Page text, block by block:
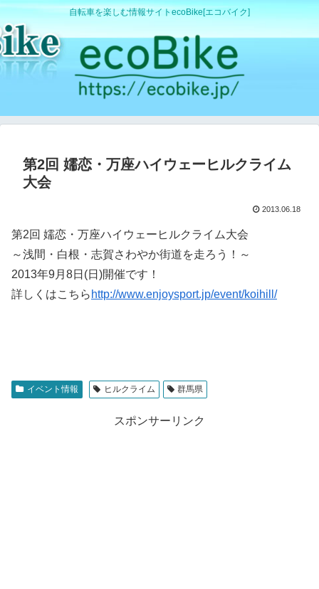
自転車を楽しむ情報サイトecoBike[エコバイク]
第2回 嬬恋・万座ハイウェーヒルクライム
大会
2013.06.18
第2回 嬬恋・万座ハイウェーヒルクライム大会
～浅間・白根・志賀さわやか街道を走ろう！～
2013年9月8日(日)開催です！
詳しくはこちら http://www.enjoysport.jp/event/koihill/
イベント情報 ヒルクライム 群馬県
スポンサーリンク